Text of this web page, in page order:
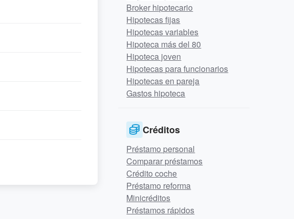
Broker hipotecario
Hipotecas fijas
Hipotecas variables
Hipoteca más del 80
Hipoteca joven
Hipotecas para funcionarios
Hipotecas en pareja
Gastos hipoteca
Créditos
Préstamo personal
Comparar préstamos
Crédito coche
Préstamo reforma
Minicréditos
Préstamos rápidos